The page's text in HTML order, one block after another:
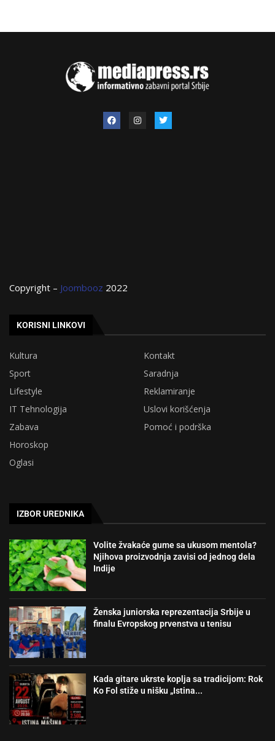
Copyright – Joombooz 2022
KORISNI LINKOVI
Kultura
Kontakt
Sport
Saradnja
Lifestyle
Reklamiranje
IT Tehnologija
Uslovi korišćenja
Zabava
Pomoć i podrška
Horoskop
Oglasi
IZBOR UREDNIKA
Volite žvakaće gume sa ukusom mentola?
Njihova proizvodnja zavisi od jednog dela
Indije
Ženska juniorska reprezentacija Srbije u
finalu Evropskog prvenstva u tenisu
Kada gitare ukrste koplja sa tradicijom: Rok
Ko Fol stiže u nišku „Istina...